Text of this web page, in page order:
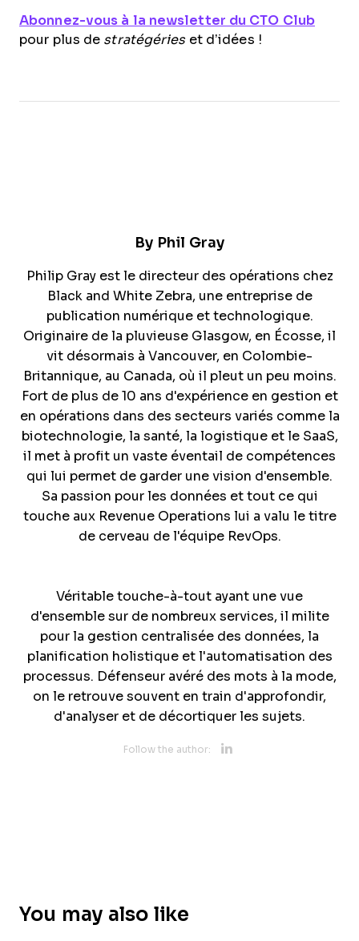
Abonnez-vous à la newsletter du CTO Club
pour plus de stratégérieset d’idées !
By Phil Gray
Philip Gray est le directeur des opérations chez
Black and White Zebra, une entreprise de
publication numérique et technologique.
Originaire de la pluvieuse Glasgow, en Écosse, il
vit désormais à Vancouver, en Colombie-
Britannique, au Canada, où il pleut un peu moins.
Fort de plus de 10 ans d'expérience en gestion et
en opérations dans des secteurs variés comme la
biotechnologie, la santé, la logistique et le SaaS,
il met à profit un vaste éventail de compétences
qui lui permet de garder une vision d'ensemble.
Sa passion pour les données et tout ce qui
touche aux Revenue Operations lui a valu le titre
de cerveau de l'équipe RevOps.
Véritable touche-à-tout ayant une vue
d'ensemble sur de nombreux services, il milite
pour la gestion centralisée des données, la
planification holistique et l'automatisation des
processus. Défenseur avéré des mots à la mode,
on le retrouve souvent en train d'approfondir,
d'analyser et de décortiquer les sujets.
Follow the author: Opens new
You may also like